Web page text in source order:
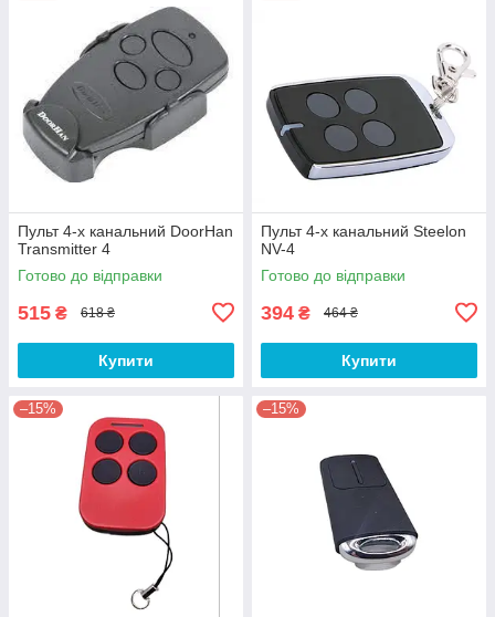
Пульт 4-х канальний DoorHan
Transmitter 4
Готово до відправки
515 ₴ 618 ₴
Купити
Пульт 4-х канальний Steelon
NV-4
Готово до відправки
394 ₴ 464 ₴
Купити
–15% –15%